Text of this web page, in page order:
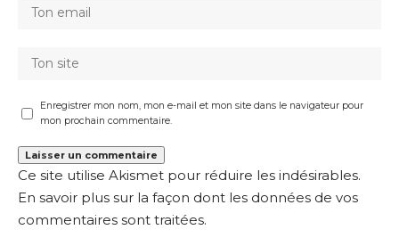
Enregistrer mon nom, mon e-mail et mon site dans le navigateur pour
mon prochain commentaire.
Ce site utilise Akismet pour réduire les indésirables.
En savoir plus sur la façon dont les données de vos
commentaires sont traitées.